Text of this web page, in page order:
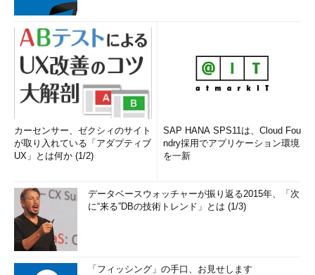
カーセンサー、ゼクシィのサイト
が取り入れている「アダプティブ
UX」とは何か (1/2)
SAP HANA SPS11は、Cloud Fou
ndry採用でアプリケーション環境
を一新
データベースウォッチャーが振り返る2015年、「次
に“来る”DBの技術トレンド」とは (1/3)
「フィッシング」の手口、お見せします